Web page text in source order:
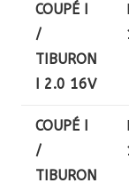
COUPÉ I
/
TIBURON
I 2.0 16V
COUPÉ I
/
TIBURON